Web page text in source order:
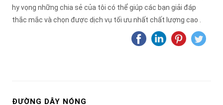
hy vọng những chia sẻ của tôi có thể giúp các bạn giải đáp
thắc mắc và chọn được dịch vụ tối ưu nhất chất lượng cao .
ĐƯỜNG DÂY NÓNG